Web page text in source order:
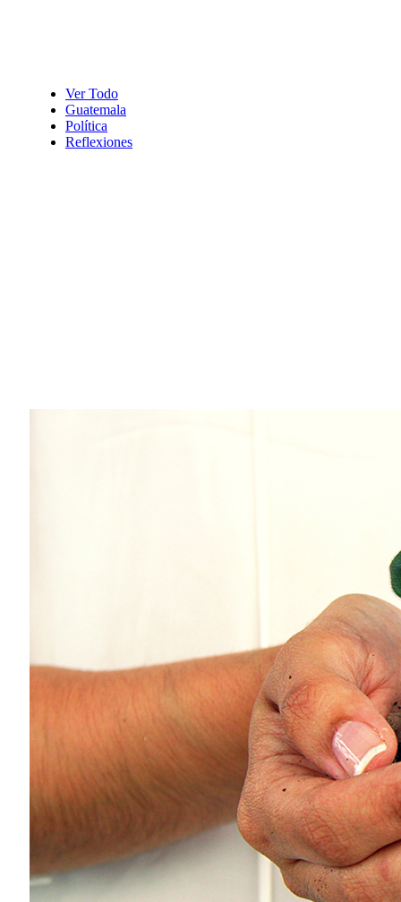
Ver Todo
Guatemala
Política
Reflexiones